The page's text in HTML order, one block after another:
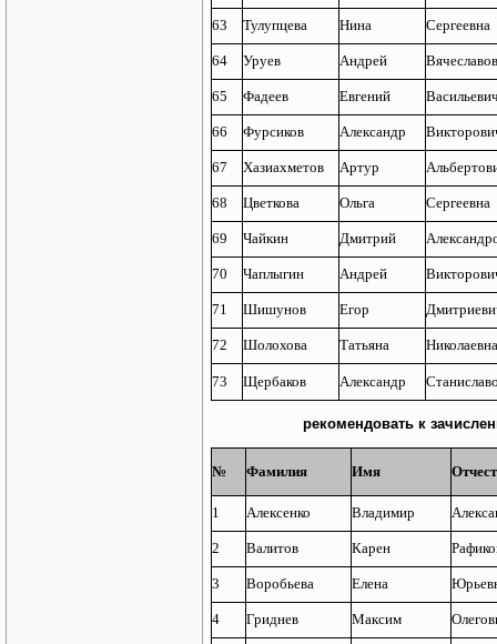
63 Тулупцева Нина Сергеевна
64 Уруев Андрей
65 Фадеев Евгений
66 Фурсиков Александр
67 Хазиахметов Артур
68 Цветкова Ольга Сергеевна
69 Чайкин Дмитрий
70 Чаплыгин Андрей
71 Шишунов Егор
72 Шолохова Татьяна Николаевна
73 Щербаков Александр
рекомендовать к
№ Фамилия Имя
1 Алексенко Владимир
2 Валитов Карен
3 Воробьева Елена
4 Гриднев Максим